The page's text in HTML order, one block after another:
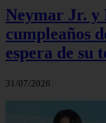
Neymar Jr. y
cumpleaños
espera de su
31/07/2026